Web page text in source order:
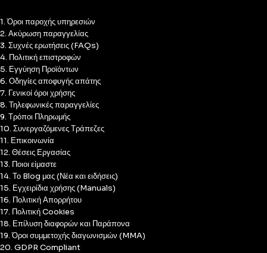
1. Όροι παροχής υπηρεσιών
2. Ακύρωση παραγγελίας
3. Συχνές ερωτήσεις (FAQs)
4. Πολιτική επιστροφών
5. Εγγύηση Προϊόντων
6. Οδηγίες αποφυγής απάτης
7. Γενικοί όροι χρήσης
8. Τηλεφωνικές παραγγελίες
9. Τρόποι Πληρωμής
10. Συνεργαζόμενες Τράπεζες
11. Επικοινωνία
12. Θέσεις Εργασίας
13. Ποιοι είμαστε
14. Το Blog μας (Νέα και ειδήσεις)
15. Εγχειρίδια χρήσης (Manuals)
16. Πολιτική Απορρήτου
17. Πολιτική Cookies
18. Επίλυση διαφορών και Παράπονα
19. Όροι συμμετοχής διαγωνισμών (MMA)
20. GDPR Compliant